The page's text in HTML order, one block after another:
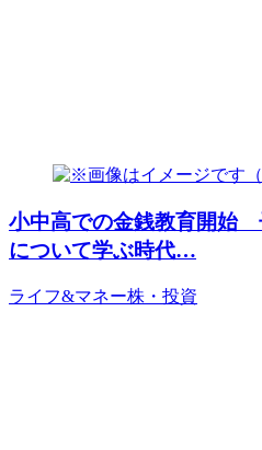
小中高での金銭教育開始
について学ぶ時代…
ライフ&マネー株・投資